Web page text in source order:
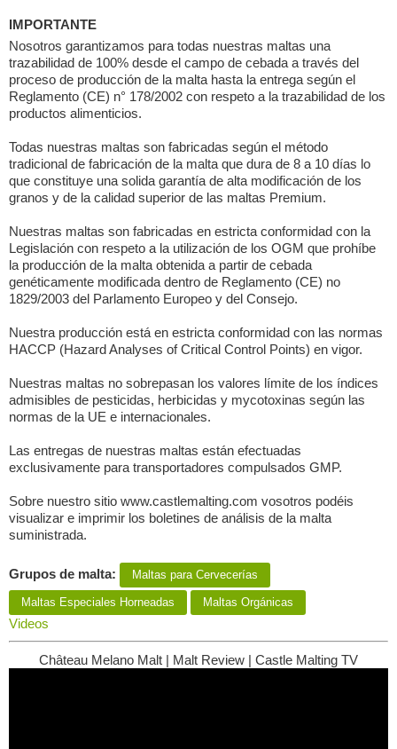
IMPORTANTE
Nosotros garantizamos para todas nuestras maltas una
trazabilidad de 100% desde el campo de cebada a través del
proceso de producción de la malta hasta la entrega según el
Reglamento (CE) n° 178/2002 con respeto a la trazabilidad de los
productos alimenticios.
Todas nuestras maltas son fabricadas según el método
tradicional de fabricación de la malta que dura de 8 a 10 días lo
que constituye una solida garantía de alta modificación de los
granos y de la calidad superior de las maltas Premium.
Nuestras maltas son fabricadas en estricta conformidad con la
Legislación con respeto a la utilización de los OGM que prohíbe
la producción de la malta obtenida a partir de cebada
genéticamente modificada dentro de Reglamento (CE) no
1829/2003 del Parlamento Europeo y del Consejo.
Nuestra producción está en estricta conformidad con las normas
HACCP (Hazard Analyses of Critical Control Points) en vigor.
Nuestras maltas no sobrepasan los valores límite de los índices
admisibles de pesticidas, herbicidas y mycotoxinas según las
normas de la UE e internacionales.
Las entregas de nuestras maltas están efectuadas
exclusivamente para transportadores compulsados GMP.
Sobre nuestro sitio www.castlemalting.com vosotros podéis
visualizar e imprimir los boletines de análisis de la malta
suministrada.
Grupos de malta: Maltas para Сervecerías
Maltas Especiales Horneadas Maltas Orgánicas
Videos
Château Melano Malt | Malt Review | Castle Malting TV